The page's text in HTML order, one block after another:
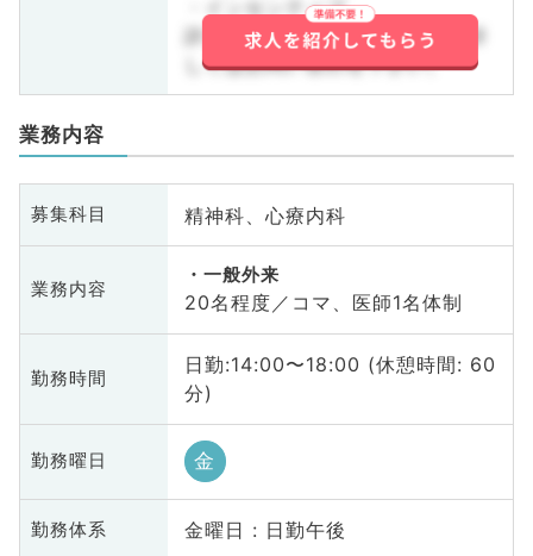
・インセンティブ
詳しくはお問い合わせ下さい。詳
しくはお問い合わせ下さい。
業務内容
募集科目 精神科、心療内科
業務内容
一般外来
20名程度／コマ、医師1名体制
勤務時間
日勤:14:00〜18:00 (休憩時間: 60
分)
勤務曜日 金
勤務体系 金曜日 : 日勤午後